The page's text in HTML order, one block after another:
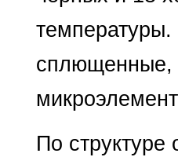
сплющенные,
По